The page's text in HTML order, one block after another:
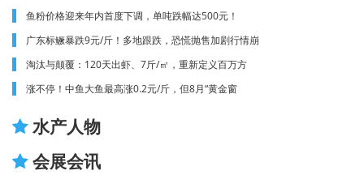
鱼粉价格迎来年内首度下调，单吨跌幅达500元！
广东标鳜暴跌9元/斤！多地跟跌，恐慌抛售加剧行情崩
淘汰与颠覆：120天出虾、7斤/㎡，重新定义百万方
涨不停！中鱼大鱼最高涨0.2元/斤，但8月“黄金窗
水产人物
会展会讯